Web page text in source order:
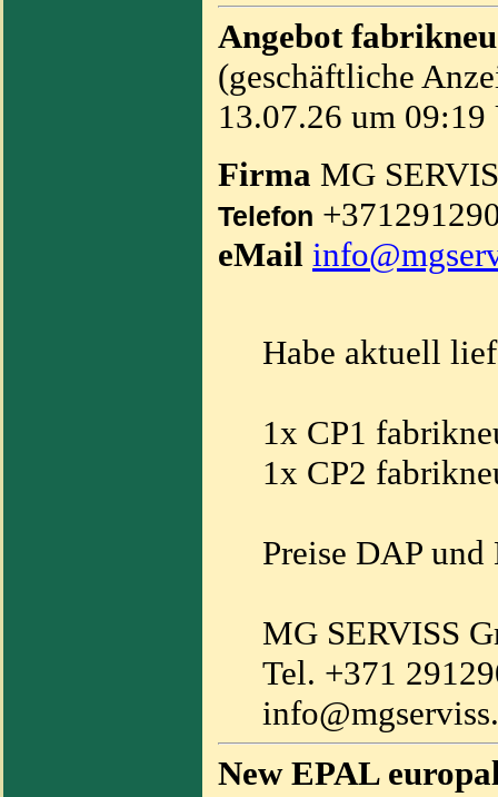
Angebot
(geschäftliche
13.07.26 um 09:19
Firma MG
Telefon
eMail
Habe aktuell
1x CP1
1x CP2
Preise DAP
MG SERVISS
Tel. +371
New EPAL